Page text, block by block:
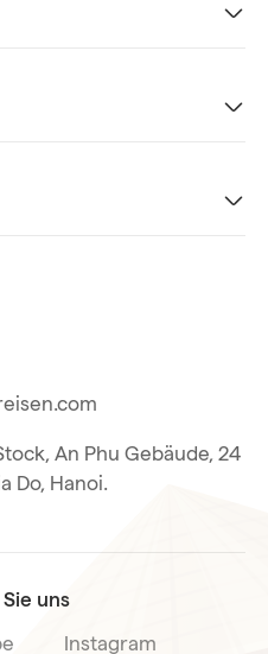
An Phu Gebäude, 24
Do, Hanoi.
uns
Instagram